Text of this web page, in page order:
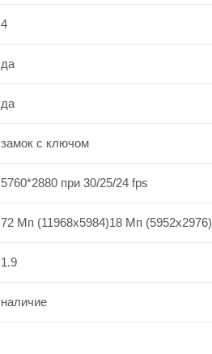
4
да
да
замок с ключом
5760*2880 при 30/25/24 fps
72 Мп (11968x5984)18 Мп (5952x2976)
1.9
наличие